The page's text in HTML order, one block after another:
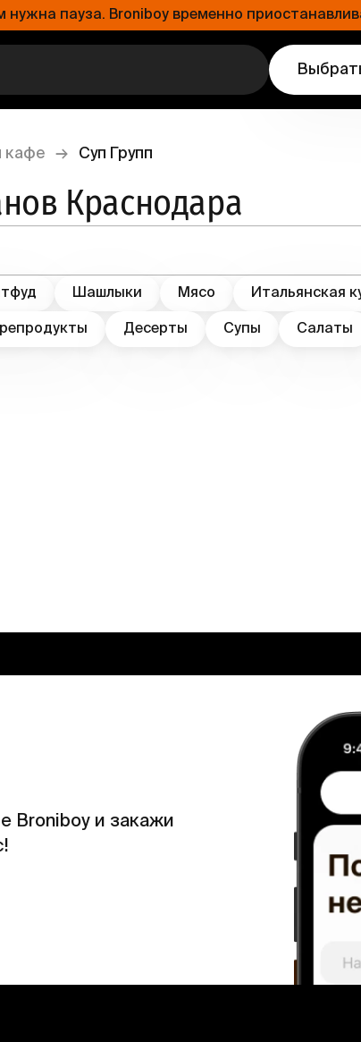
пауза. Broniboy временно
кафе → Суп Групп
Краснодара
Шашлыки Мясо Итальянская
Десерты Супы Салаты
Broniboy и закажи